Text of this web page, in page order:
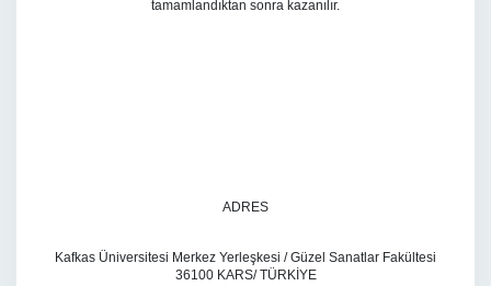
tamamlandıktan sonra kazanılır.
ADRES
Kafkas Üniversitesi Merkez Yerleşkesi / Güzel Sanatlar Fakültesi
36100 KARS/ TÜRKİYE